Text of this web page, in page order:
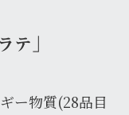
テ」
ー物質(28品目